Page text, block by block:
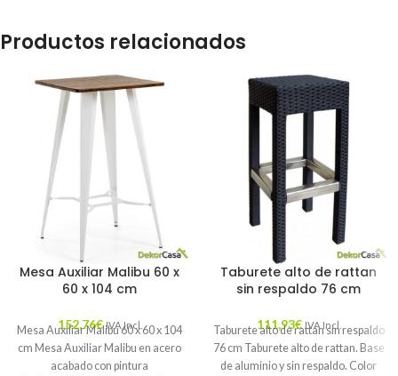
Productos relacionados
Mesa Auxiliar Malibu 60 x
60 x 104 cm
152,76€ IVA Incl.
Mesa Auxiliar Malibu 60 x 60 x 104
cm Mesa Auxiliar Malibu en acero
acabado con pintura
Taburete alto de rattan
sin respaldo 76 cm
111,93€ IVA Incl.
Taburete alto de rattan sin respaldo
76 cm Taburete alto de rattan. Base
de aluminio y sin respaldo. Color